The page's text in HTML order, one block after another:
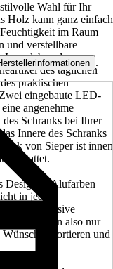
Wahl für Ihr
Holz kann ganz einfach
im Raum
und verstellbare
Innenleben des
des täglichen
praktischen
eingebaute LED-
angenehme
Schranks bei Ihrer
Innere des Schranks
von Sieper ist innen
Design in Alufarben
in jedem
wird inklusive
müssen ihn also nur
sortieren und
.